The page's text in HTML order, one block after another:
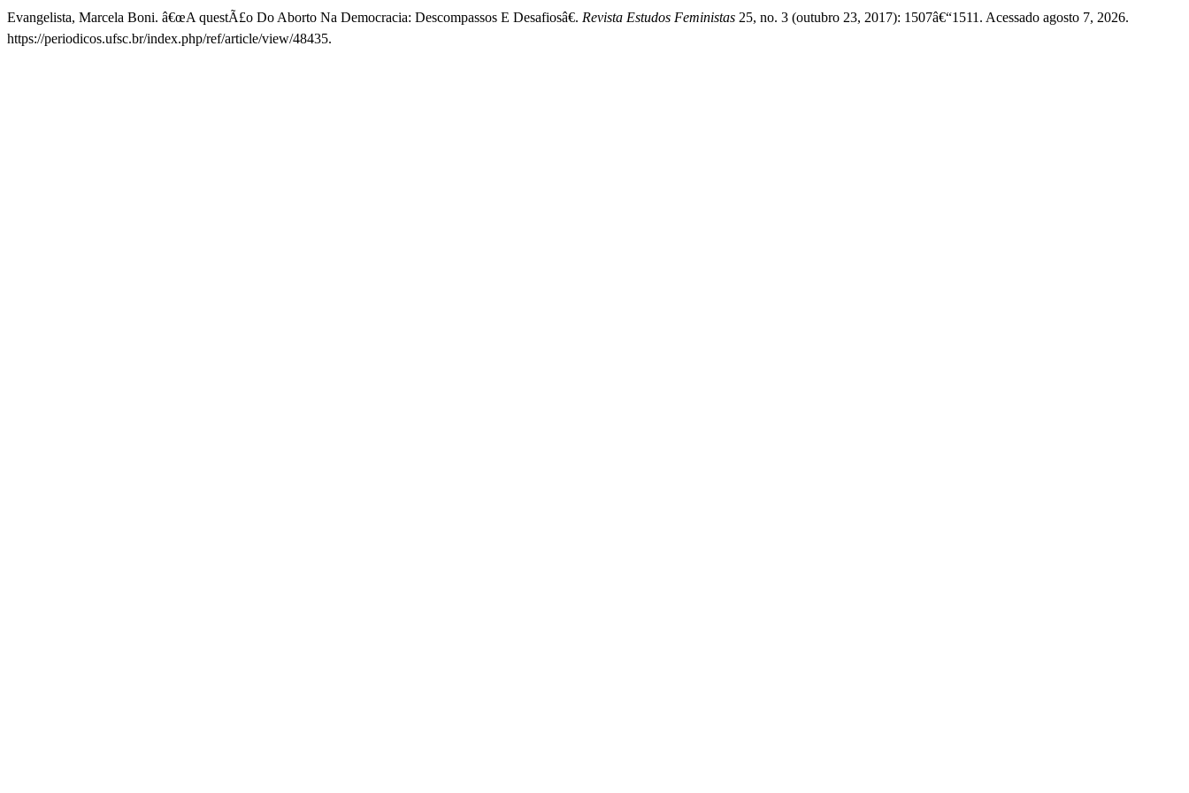
Evangelista, Marcela Boni. â€œA questÃ£o Do Aborto Na Democracia: Descompassos E Desafiosâ€. Revista Estudos Feministas 25, no. 3 (outubro 23, 2017): 1507â€“1511. Acessado agosto 7, 2026.
https://periodicos.ufsc.br/index.php/ref/article/view/48435.